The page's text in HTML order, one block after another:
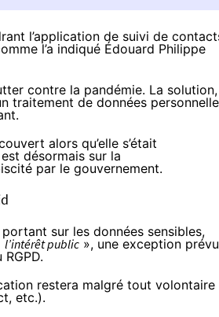
l’application de suivi de
l’a indiqué Édouard Philippe
contre la pandémie. La solution,
traitement de données
alors qu’elle s’était
désormais sur la
par le gouvernement.
sur les données sensibles,
l’intérêt public », une exception
RGPD.
restera malgré tout volontaire
etc.).